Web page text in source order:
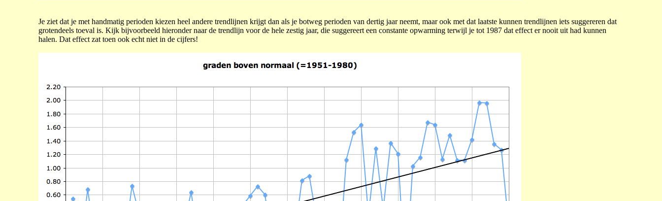
Je ziet dat je met handmatig perioden kiezen heel andere trendlijnen krijgt dan als je botweg perioden van dertig jaar neemt, maar ook met dat laatste kunnen trendlijnen iets suggereren dat
grotendeels toeval is. Kijk bijvoorbeeld hieronder naar de trendlijn voor de hele zestig jaar, die suggereert een constante opwarming terwijl je tot 1987 dat effect er nooit uit had kunnen
halen. Dat effect zat toen ook echt niet in de cijfers!